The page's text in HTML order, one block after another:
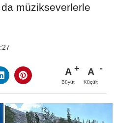
müzikseverlerle
A
Büyüt
A
Küçült